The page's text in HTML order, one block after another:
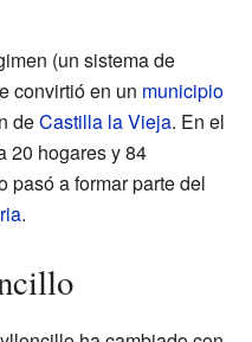
(un sistema de
convirtió en un municipio
deCastilla la Vieja. En el
20 hogares y 84
pasó a formar parte del
.